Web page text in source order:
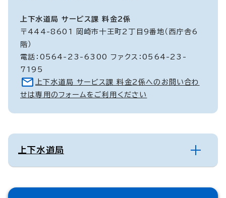
上下水道局 サービス課 料金2係
〒444-8601 岡崎市十王町2丁目9番地（西庁舎6
階）
電話：0564-23-6300 ファクス：0564-23-
7195
上下水道局 サービス課 料金2係へのお問い合わ
せは専用のフォームをご利用ください
上下水道局